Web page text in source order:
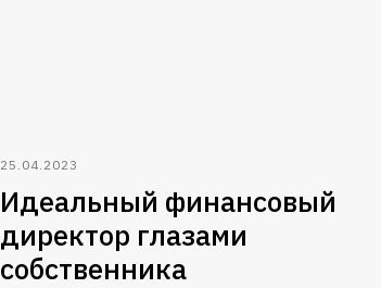
25.04.2023
Идеальный финансовый
директор глазами
собственника